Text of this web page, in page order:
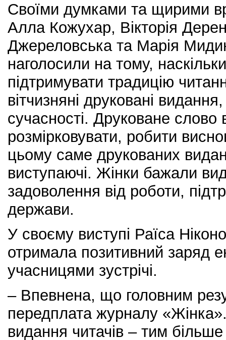
Своїми думками та щирими
Алла Кожухар, Вікторія
Джереловська та Марія
наголосили на тому,
підтримувати традицію
вітчизняні друковані
сучасності. Друковане слово
розмірковувати, робити
цьому саме друкованих
виступаючі. Жінки бажали
задоволення від роботи,
держави.
У своєму виступі Раїса
отримала позитивний заряд
учасницями зустрічі.
– Впевнена, що головним
передплата журналу
видання читачів – тим